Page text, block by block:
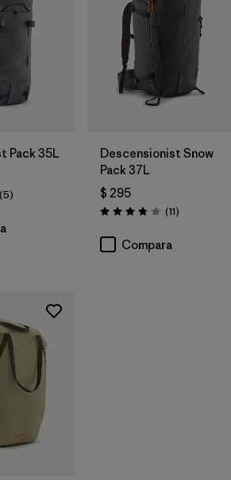
Pack 35L
5
(5Comentarios
)
Descensionist Snow
Pack 37L
$ 295
Valoración: 3.8 / 5
(11Comentarios
)
Compara